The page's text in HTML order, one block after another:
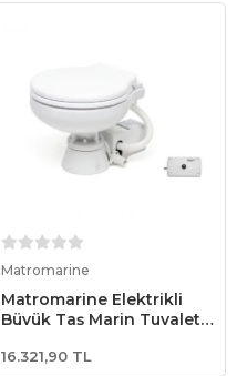
Matromarine
Matromarine Elektrikli
Büyük Taş Marin Tuvalet
16.321,90 TL